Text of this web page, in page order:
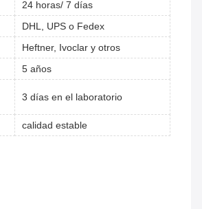
24 horas/ 7 días
DHL, UPS o Fedex
Heftner, Ivoclar y otros
5 años
3 días en el laboratorio
calidad estable